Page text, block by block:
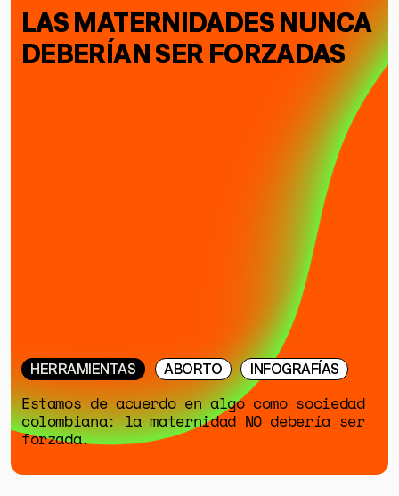
LAS MATERNIDADES NUNCA
DEBERÍAN SER FORZADAS
HERRAMIENTAS ABORTO INFOGRAFÍAS
Estamos de acuerdo en algo como sociedad
colombiana: la maternidad NO debería ser
forzada.